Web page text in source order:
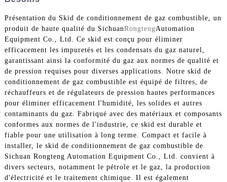
Présentation du Skid de conditionnement de gaz combustible, un
produit de haute qualité du SichuanRongtengAutomation
Equipment Co., Ltd. Ce skid est conçu pour éliminer
efficacement les impuretés et les condensats du gaz naturel,
garantissant ainsi la conformité du gaz aux normes de qualité et
de pression requises pour diverses applications. Notre skid de
conditionnement de gaz combustible est équipé de filtres, de
réchauffeurs et de régulateurs de pression hautes performances
pour éliminer efficacement l'humidité, les solides et autres
contaminants du gaz. Fabriqué avec des matériaux et composants
conformes aux normes de l'industrie, ce skid est durable et
fiable pour une utilisation à long terme. Compact et facile à
installer, le skid de conditionnement de gaz combustible de
Sichuan Rongteng Automation Equipment Co., Ltd. convient à
divers secteurs, notamment le pétrole et le gaz, la production
d'électricité et le traitement chimique. Il est également